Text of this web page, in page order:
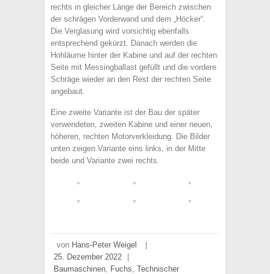
rechts in gleicher Länge der Bereich zwischen
der schrägen Vorderwand und dem „Höcker“.
Die Verglasung wird vorsichtig ebenfalls
entsprechend gekürzt. Danach werden die
Hohläume hinter der Kabine und auf der rechten
Seite mit Messingballast gefüllt und die vordere
Schräge wieder an den Rest der rechten Seite
angebaut.
Eine zweite Variante ist der Bau der später
verwendeten, zweiten Kabine und einer neuen,
höheren, rechten Motorverkleidung. Die Bilder
unten zeigen Variante eins links, in der Mitte
beide und Variante zwei rechts.
von Hans-Peter Weigel
25. Dezember 2022
Baumaschinen, Fuchs, Technischer